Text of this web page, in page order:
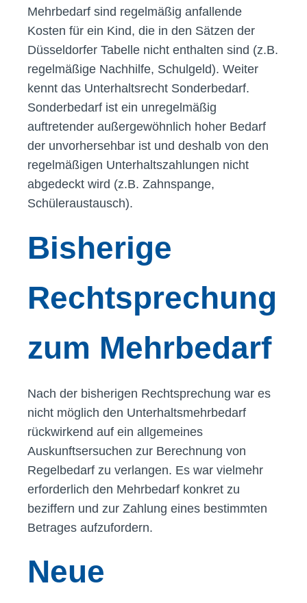
Mehrbedarf sind regelmäßig anfallende
Kosten für ein Kind, die in den Sätzen der
Düsseldorfer Tabelle nicht enthalten sind (z.B.
regelmäßige Nachhilfe, Schulgeld). Weiter
kennt das Unterhaltsrecht Sonderbedarf.
Sonderbedarf ist ein unregelmäßig
auftretender außergewöhnlich hoher Bedarf
der unvorhersehbar ist und deshalb von den
regelmäßigen Unterhaltszahlungen nicht
abgedeckt wird (z.B. Zahnspange,
Schüleraustausch).
Bisherige
Rechtsprechung
zum Mehrbedarf
Nach der bisherigen Rechtsprechung war es
nicht möglich den Unterhaltsmehrbedarf
rückwirkend auf ein allgemeines
Auskunftsersuchen zur Berechnung von
Regelbedarf zu verlangen. Es war vielmehr
erforderlich den Mehrbedarf konkret zu
beziffern und zur Zahlung eines bestimmten
Betrages aufzufordern.
Neue